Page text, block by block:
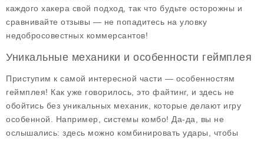
каждого хакера свой подход, так что будьте осторожны и
сравнивайте отзывы — не попадитесь на уловку
недобросовестных коммерсантов!
Уникальные механики и особенности геймплея
Приступим к самой интересной части — особенностям
геймплея! Как уже говорилось, это файтинг, и здесь не
обойтись без уникальных механик, которые делают игру
особенной. Например, системы комбо! Да-да, вы не
ослышались: здесь можно комбинировать удары, чтобы